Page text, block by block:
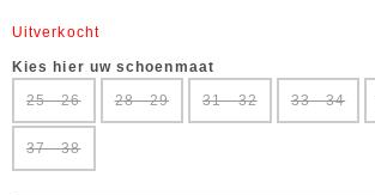
Uitverkocht
Kies hier uw schoenmaat
25 - 26
28 - 29 31 - 32 33 - 34
37 - 38